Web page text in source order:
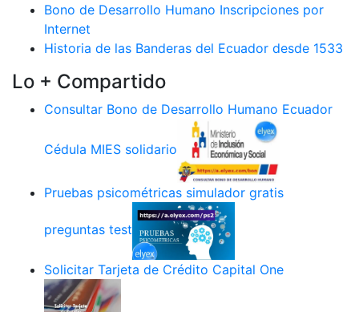
Bono de Desarrollo Humano Inscripciones por
Internet
Historia de las Banderas del Ecuador desde 1533
Lo + Compartido
Consultar Bono de Desarrollo Humano Ecuador
Cédula MIES solidario
Pruebas psicométricas simulador gratis
preguntas test
Solicitar Tarjeta de Crédito Capital One